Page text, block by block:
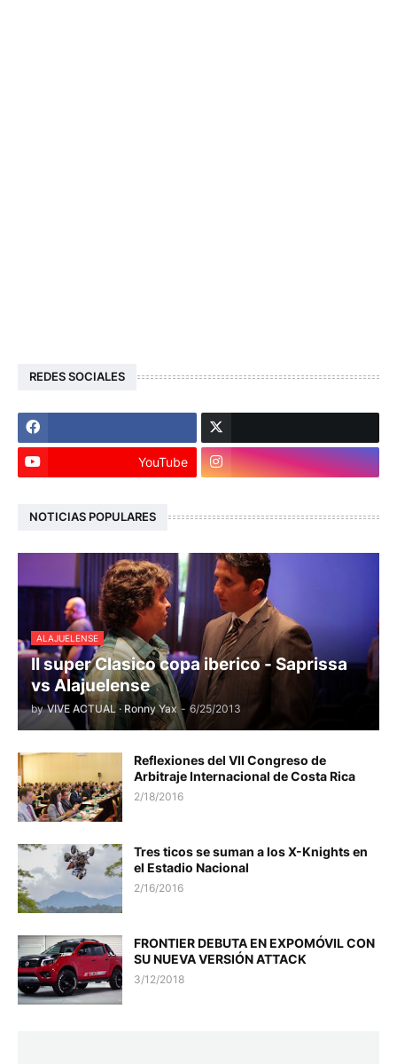
REDES SOCIALES
YouTube
NOTICIAS POPULARES
ALAJUELENSE
II super Clasico copa iberico - Saprissa
vs Alajuelense
by VIVE ACTUAL · Ronny Yax - 6/25/2013
Reflexiones del VII Congreso de
Arbitraje Internacional de Costa Rica
2/18/2016
Tres ticos se suman a los X-Knights en
el Estadio Nacional
2/16/2016
FRONTIER DEBUTA EN EXPOMÓVIL CON
SU NUEVA VERSIÓN ATTACK
3/12/2018